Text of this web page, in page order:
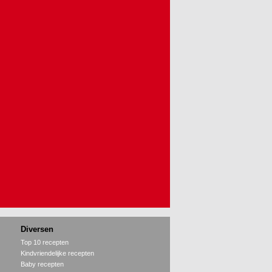
Diversen
Top 10 recepten
Kindvriendelijke recepten
Baby recepten